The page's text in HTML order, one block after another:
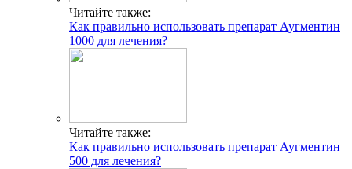
Читайте также:
Как правильно использовать препарат Аугментин
1000 для лечения?
Читайте также:
Как правильно использовать препарат Аугментин
500 для лечения?